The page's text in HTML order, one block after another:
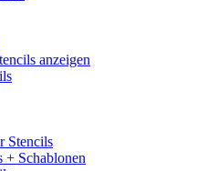
anzeigen
Stencils
+ Schablonen